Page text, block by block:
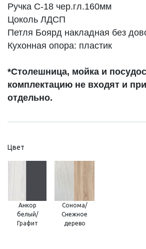
Ручка C-18
Цоколь ЛДСП
Петля Боярд накладная
Кухонная опора:
*Столешница, мойка и
комплектацию не входят и
отдельно.
Цвет
Анкор
белый/
Графит
Сонома/
Снежное
дерево